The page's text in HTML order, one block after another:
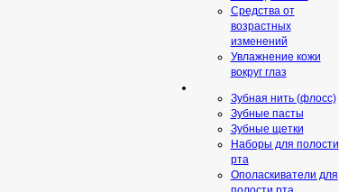
Средства от
возрастных
изменений
Увлажнение кожи
вокруг глаз
Зубная нить (флосс)
Зубные пасты
Зубные щетки
Наборы для полости
рта
Ополаскиватели для